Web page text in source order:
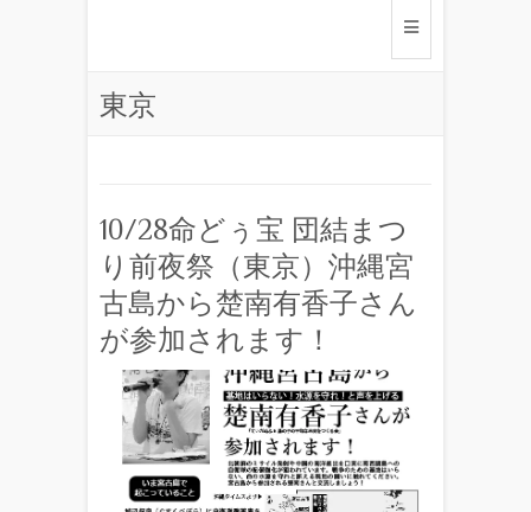
東京
10/28命どぅ宝 団結まつ
り前夜祭（東京）沖縄宮
古島から楚南有香子さん
が参加されます！